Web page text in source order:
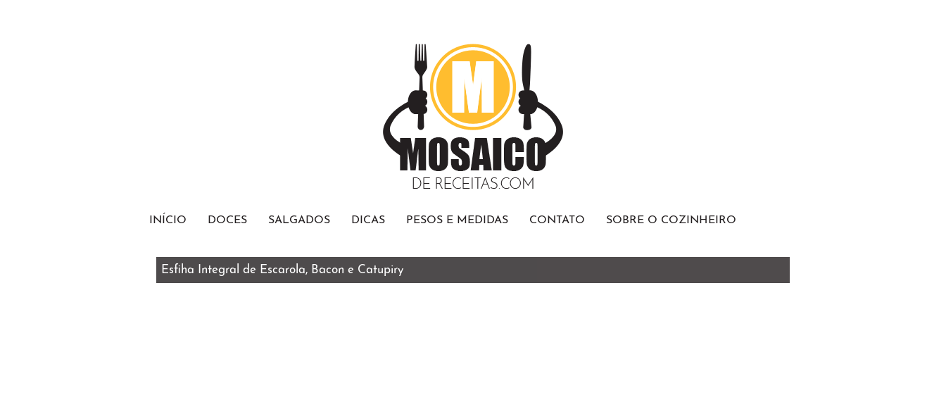
INÍCIO DOCES SALGADOS DICAS PESOS E MEDIDAS CONTATO SOBRE O COZINHEIRO
Esfiha Integral de Escarola, Bacon e Catupiry